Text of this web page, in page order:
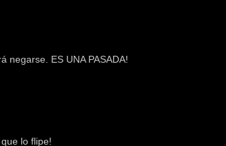
negarse. ES UNA PASADA!
lo flipe!